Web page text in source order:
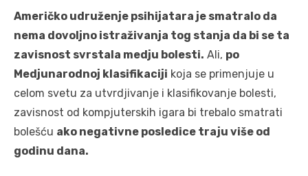
Američko udruženje psihijatara je smatralo da
nema dovoljno istraživanja tog stanja da bi se ta
zavisnost svrstala medju bolesti. Ali, po
Medjunarodnoj klasifikaciji koja se primenjuje u
celom svetu za utvrdjivanje i klasifikovanje bolesti,
zavisnost od kompjuterskih igara bi trebalo smatrati
bolešću ako negativne posledice traju više od
godinu dana.